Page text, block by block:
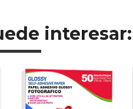
interesar: